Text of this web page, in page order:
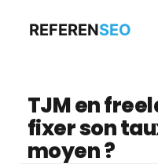
REFERENSEO
TJM en
fixer son
moyen ?